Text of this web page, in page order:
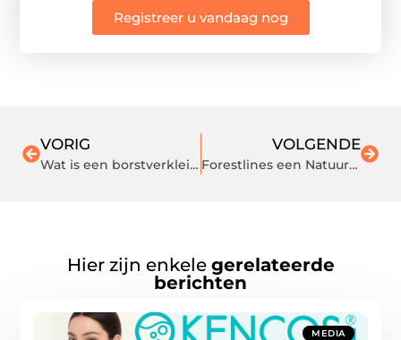
Registreer u vandaag nog
VORIG
Wat is een borstverkleining en wat moet je weten?
VOLGENDE
Forestlines een Natuurlijke Keuze voor Brandveilige Houtproducten
Hier zijn enkele gerelateerde
berichten
MEDIA